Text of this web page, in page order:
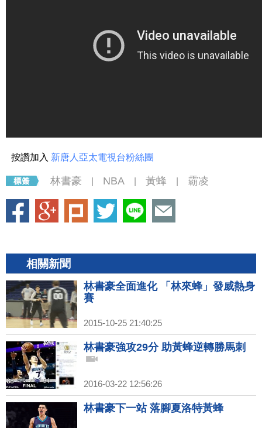
按讚加入 新唐人亞太電視台粉絲團
林書豪 NBA 黃蜂 霸凌
相關新聞
林書豪全面進化 「林來蜂」發威熱身
賽
2015-10-25 21:40:25
林書豪強攻29分 助黃蜂逆轉勝馬刺
2016-03-22 12:56:26
林書豪下一站 落腳夏洛特黃蜂